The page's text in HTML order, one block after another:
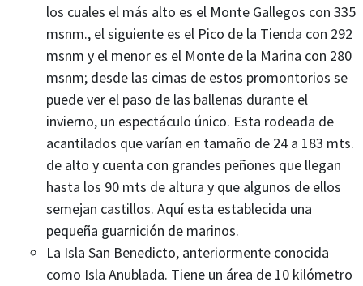
los cuales el más alto es el Monte Gallegos con 335
msnm., el siguiente es el Pico de la Tienda con 292
msnm y el menor es el Monte de la Marina con 280
msnm; desde las cimas de estos promontorios se
puede ver el paso de las ballenas durante el
invierno, un espectáculo único. Esta rodeada de
acantilados que varían en tamaño de 24 a 183 mts.
de alto y cuenta con grandes peñones que llegan
hasta los 90 mts de altura y que algunos de ellos
semejan castillos. Aquí esta establecida una
pequeña guarnición de marinos.
La Isla San Benedicto, anteriormente conocida
como Isla Anublada. Tiene un área de 10 kilómetro